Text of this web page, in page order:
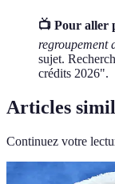
📺 Pour aller
regroupement
sujet.
crédits 2026".
Articles
Continuez votre